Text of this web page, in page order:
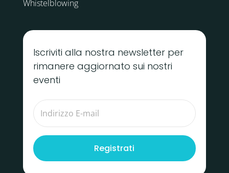
Whistelblowing
Iscriviti alla nostra newsletter per
rimanere aggiornato sui nostri
eventi
Registrati